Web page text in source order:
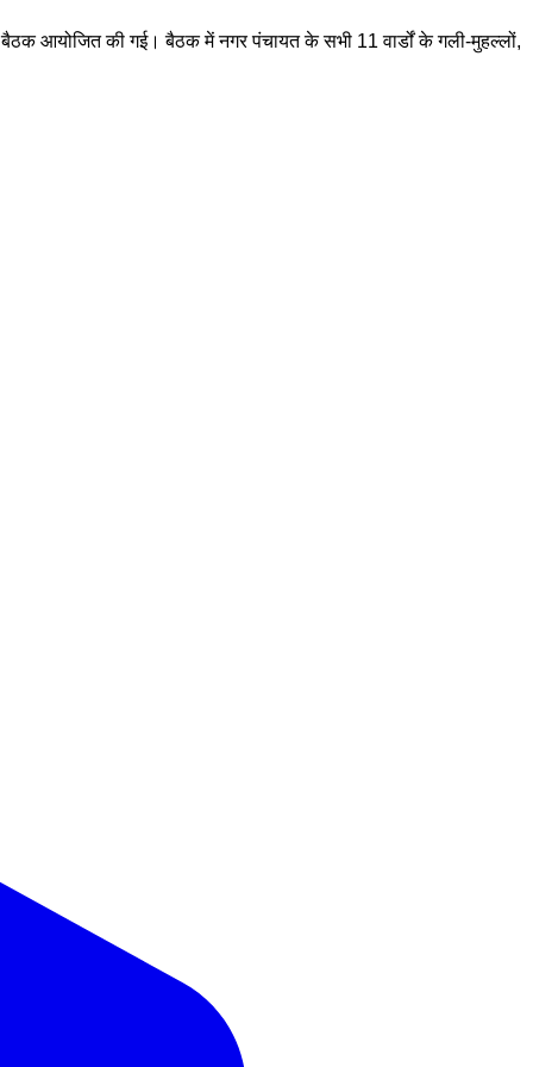
बैठक आयोजित की गई। बैठक में नगर पंचायत के सभी 11 वार्डों के गली-मुहल्लों,